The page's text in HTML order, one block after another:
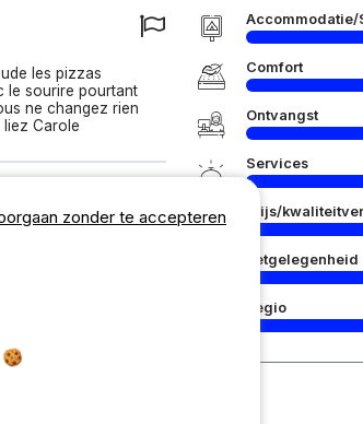
les pizzas
le sourire pourtant
ne changez rien
liez Carole
Accommodatie/
Comfort
Ontvangst
Services
Prijs/
Eetgelegenheid
Regio
zonder te accepteren